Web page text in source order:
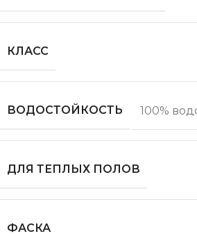
КЛАСС
ВОДОСТОЙКОСТЬ 100%
ДЛЯ ТЕПЛЫХ ПОЛОВ
ФАСКА